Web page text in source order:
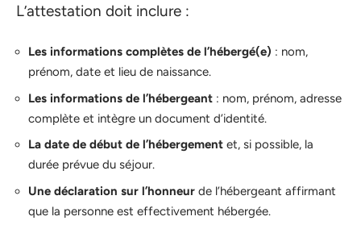
L’attestation doit inclure :
Les informations complètes de l’hébergé(e) : nom,
prénom, date et lieu de naissance.
Les informations de l’hébergeant : nom, prénom, adresse
complète et intègre un document d’identité.
La date de début de l’hébergement et, si possible, la
durée prévue du séjour.
Une déclaration sur l’honneur de l’hébergeant affirmant
que la personne est effectivement hébergée.